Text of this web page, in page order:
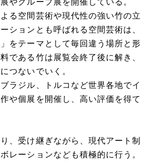
る空間芸術や現代性の強い竹の立
ションとも呼ばれる空間芸術は、
」をテーマとして毎回違う場所と形
である竹は展覧会終了後に解き、
つないでいく。
ラジル、トルコなど世界各地でイ
や個展を開催し、高い評価を得て
、受け継ぎながら、現代アート制
レーションなども積極的に行う。